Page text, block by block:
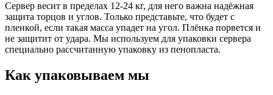
Сервер весит в пределах 12-24 кг, для него важна надёжная
защита торцов и углов. Только представьте, что будет с
пленкой, если такая масса упадет на угол. Плёнка порвется и
не защитит от удара. Мы используем для упаковки сервера
специально расcчитанную упаковку из пенопласта.
Как упаковываем мы